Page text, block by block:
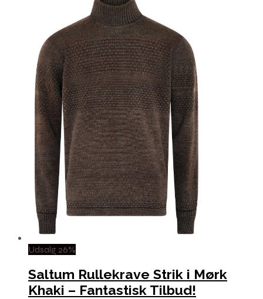
Udsalg 26%
Saltum Rullekrave Strik i Mørk
Khaki – Fantastisk Tilbud!